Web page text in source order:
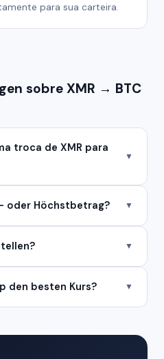
para sua carteira.
sobre XMR → BTC
troca de XMR para
▼
oder Höchstbetrag? ▼
▼
den besten Kurs? ▼